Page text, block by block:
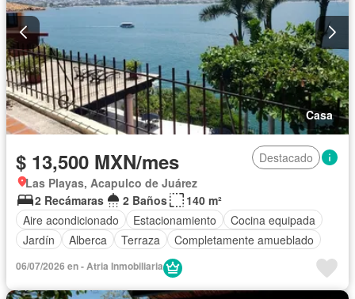
Casa
$ 13,500 MXN/mes
Destacado
Las Playas, Acapulco de Juárez
2 Recámaras
2 Baños
140 m²
Aire acondicionado
Estacionamiento
Cocina equipada
Jardín
Alberca Terraza Completamente amueblado
06/07/2026 en - Atria Inmobiliaria